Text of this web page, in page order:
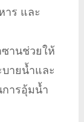
าร และ
านช่วยให้
ายน้ำและ
ารอุ้มน้ำ